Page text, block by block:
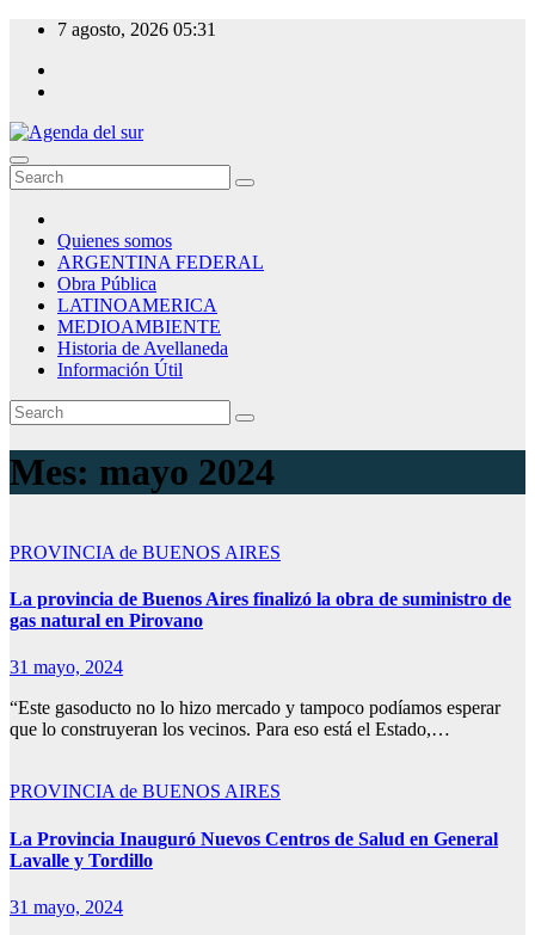
Skip
content
7 agosto, 2026 05:31
Agenda del sur
Quienes somos
ARGENTINA FEDERAL
Obra Pública
LATINOAMERICA
MEDIOAMBIENTE
Historia de Avellaneda
Información Útil
Mes: mayo 2024
PROVINCIA de BUENOS AIRES
La provincia de Buenos Aires finalizó la obra de suministro de
gas natural en Pirovano
31 mayo, 2024
“Este gasoducto no lo hizo mercado y tampoco podíamos esperar
que lo construyeran los vecinos. Para eso está el Estado,…
PROVINCIA de BUENOS AIRES
La Provincia Inauguró Nuevos Centros de Salud en General
Lavalle y Tordillo
31 mayo, 2024